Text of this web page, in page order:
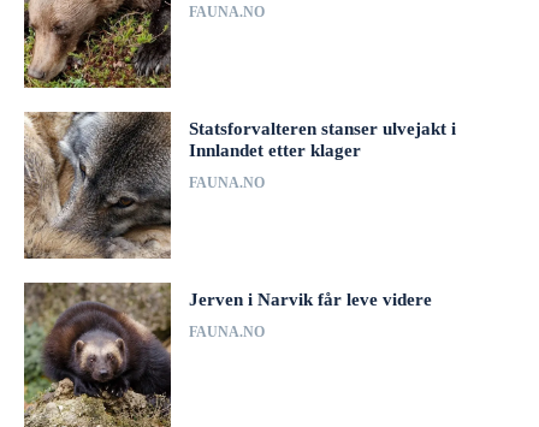
FAUNA.NO
Statsforvalteren stanser ulvejakt i
Innlandet etter klager
FAUNA.NO
Jerven i Narvik får leve videre
FAUNA.NO